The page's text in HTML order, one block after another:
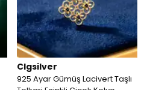
Clgsilver
925 Ayar Gümüş Lacivert Taşlı